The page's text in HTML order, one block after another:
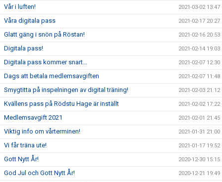
Vår i luften! 2021-03-02 13:47
Våra digitala pass 2021-02-17 20:27
Glatt gäng i snön på Röstan! 2021-02-16 20:53
Digitala pass! 2021-02-14 19:03
Digitala pass kommer snart... 2021-02-07 12:30
Dags att betala medlemsavgiften 2021-02-07 11:48
Smygtitta på inspelningen av digital träning! 2021-02-03 21:12
Kvällens pass på Rödstu Hage är inställt 2021-02-02 17:22
Medlemsavgift 2021 2021-02-01 21:45
Viktig info om vårterminen! 2021-01-31 21:00
Vi får träna ute! 2021-01-17 19:52
Gott Nytt År! 2020-12-30 15:15
God Jul och Gott Nytt År! 2020-12-21 19:49